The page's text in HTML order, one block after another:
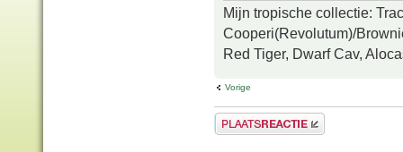
Mijn tropische collectie:
Cooperi(Revolutum)/
Red Tiger, Dwarf Cav,
Vorige
Plaats een reactie